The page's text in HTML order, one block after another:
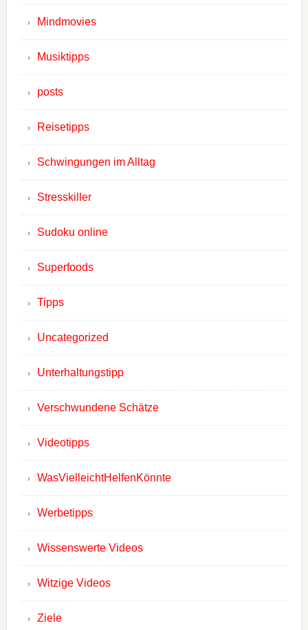
Mindmovies
Musiktipps
posts
Reisetipps
Schwingungen im Alltag
Stresskiller
Sudoku online
Superfoods
Tipps
Uncategorized
Unterhaltungstipp
Verschwundene Schätze
Videotipps
WasVielleichtHelfenKönnte
Werbetipps
Wissenswerte Videos
Witzige Videos
Ziele